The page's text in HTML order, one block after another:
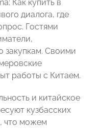
Как купить в
диалога, где
Гостями
закупкам. Своими
работы с Китаем.
и китайское
кузбасских
что можем